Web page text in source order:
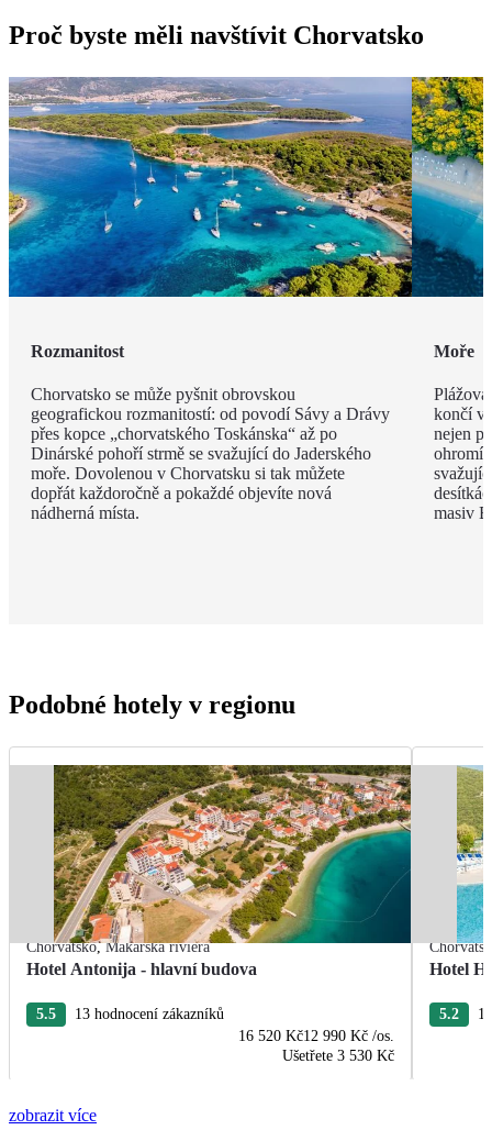
Proč byste měli navštívit Chorvatsko
Rozmanitost
Chorvatsko se může pyšnit obrovskou
geografickou rozmanitostí: od povodí Sávy a Drávy
přes kopce „chorvatského Toskánska“ až po
Dinárské pohoří strmě se svažující do Jaderského
moře. Dovolenou v Chorvatsku si tak můžete
dopřát každoročně a pokaždé objevíte nová
nádherná místa.
Moře
končí v
nejen
ohromí
masiv
Podobné hotely v regionu
Chorvatsko,Makarská riviéra
Hotel Antonija - hlavní budova
5.5
13 hodnocení zákazníků
16 520 Kč12 990 Kč /os.
Ušetřete 3 530 Kč
Hotel
5.2
zobrazit více